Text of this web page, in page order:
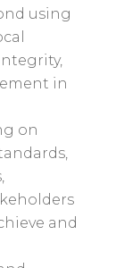
using
in
on
and